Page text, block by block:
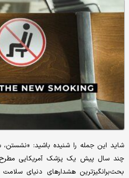
شاید این جمله را شنیده باشید:
چند سال پیش یک پزشک آمریکایی
بحث‌برانگیزترین هشدارهای دنیای